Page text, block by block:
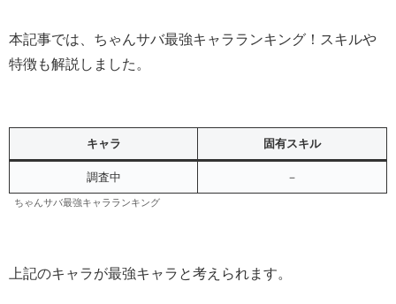
本記事では、ちゃんサバ最強キャラランキング！スキルや
特徴も解説しました。
キャラ 固有スキル
調査中 －
ちゃんサバ最強キャラランキング
上記のキャラが最強キャラと考えられます。